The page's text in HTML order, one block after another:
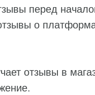
перед
о
отзывы в